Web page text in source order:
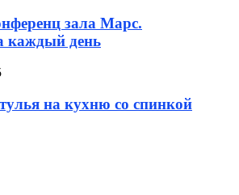
зала Марс.
каждый день
на кухню со спинкой